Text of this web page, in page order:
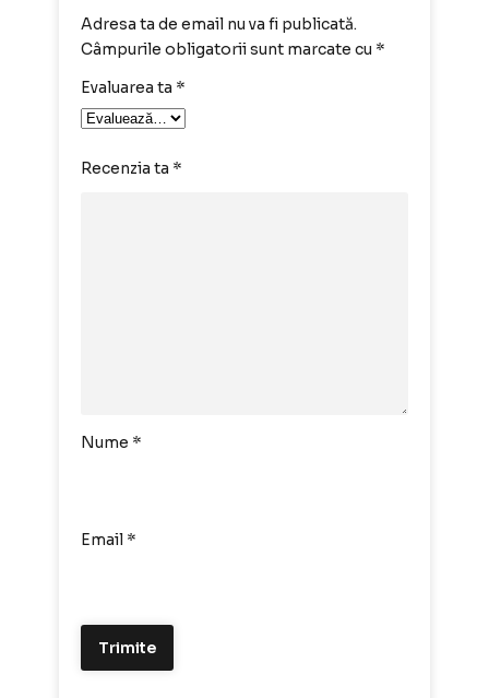
Adresa ta de email nu va fi publicată.
Câmpurile obligatorii sunt marcate cu *
Evaluarea ta *
Recenzia ta *
Nume *
Email *